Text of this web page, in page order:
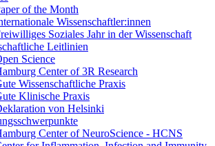
of the Month
Wissenschaftler:innen
Soziales Jahr in der Wissenschaft
Leitlinien
Science
Center of 3R Research
Wissenschaftliche Praxis
Klinische Praxis
von Helsinki
Center of NeuroScience - HCNS